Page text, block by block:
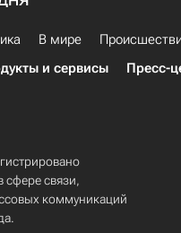
В мире
и сервисы Пресс-
сфере связи,
коммуникаций